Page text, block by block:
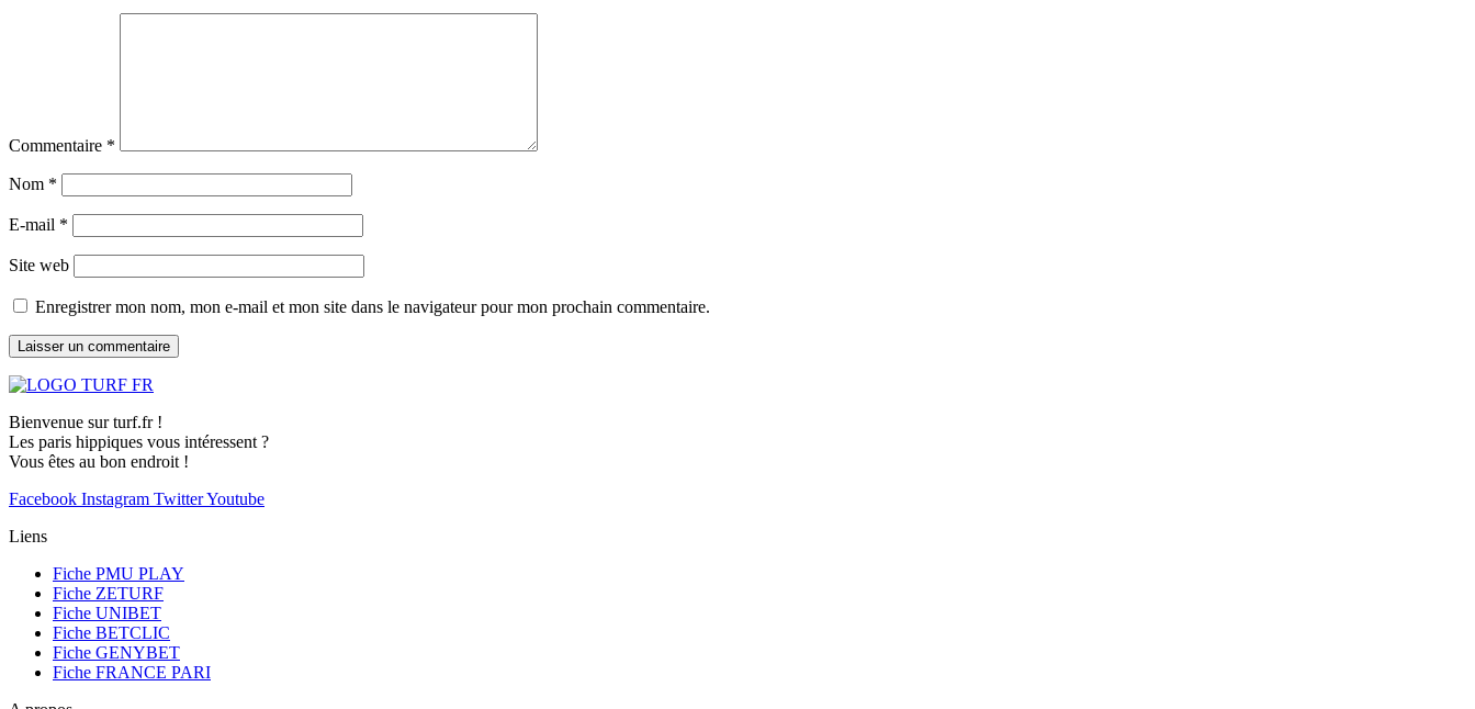
Commentaire *
Nom *
E-mail *
Site web
Enregistrer mon nom, mon e-mail et mon site dans le navigateur pour mon prochain commentaire.
Bienvenue sur turf.fr !
Les paris hippiques vous intéressent ?
Vous êtes au bon endroit !
Facebook Instagram TwitterYoutube
Liens
Fiche PMU PLAY
Fiche ZETURF
Fiche UNIBET
Fiche BETCLIC
Fiche GENYBET
Fiche FRANCE PARI